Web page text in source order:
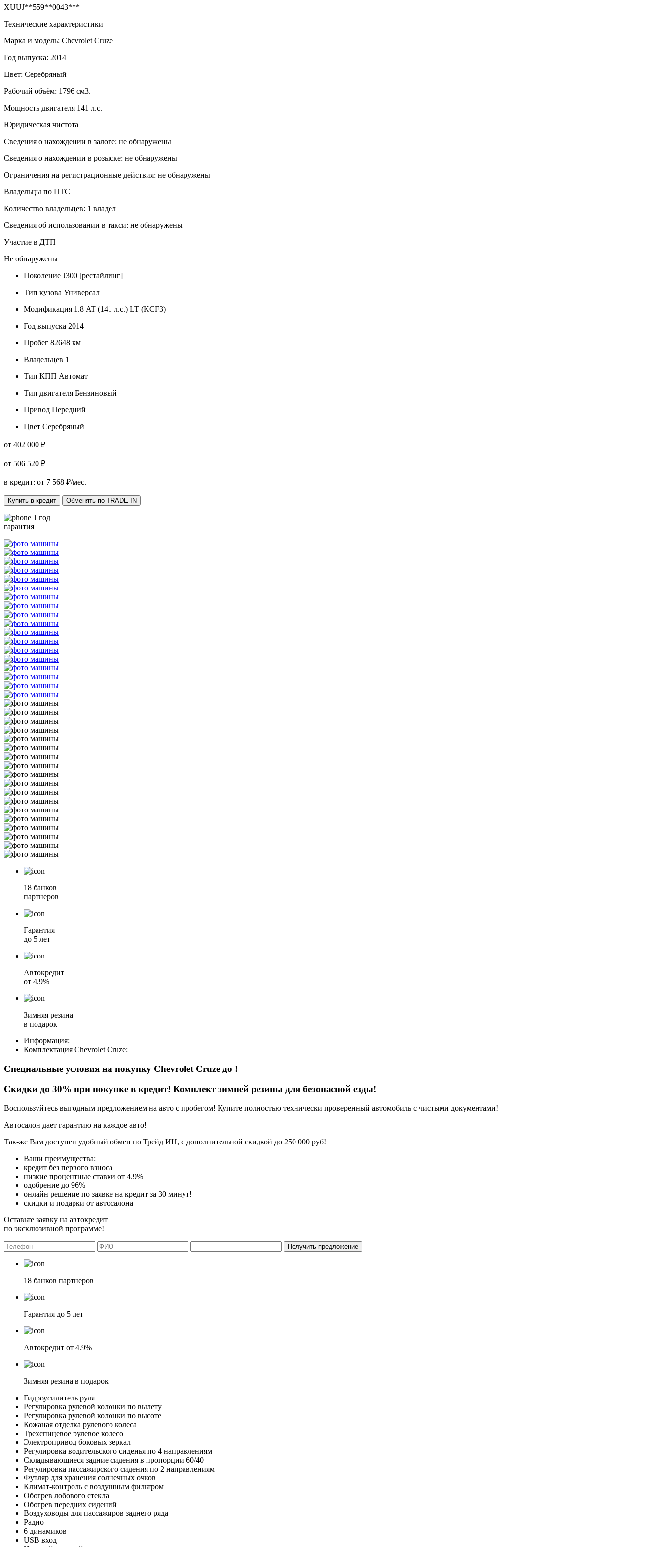
XUUJ**559**0043***
Технические характеристики
Марка и модель: Chevrolet Cruze
Год выпуска: 2014
Цвет: Серебряный
Рабочий объём: 1796 см3.
Мощность двигателя 141 л.с.
Юридическая чистота
Сведения о нахождении в залоге: не обнаружены
Сведения о нахождении в розыске: не обнаружены
Ограничения на регистрационные действия: не обнаружены
Владельцы по ПТС
Количество владельцев: 1 владел
Сведения об использовании в такси: не обнаружены
Участие в ДТП
Не обнаружены
Поколение J300 [рестайлинг]
Тип кузова Универсал
Модификация 1.8 AT (141 л.с.) LT (KCF3)
Год выпуска 2014
Пробег 82648 км
Владельцев 1
Тип КПП Автомат
Тип двигателя Бензиновый
Привод Передний
Цвет Серебряный
от 402 000 ₽
от 506 520 ₽
в кредит: от 7 568 ₽/мес.
Купить в кредит Обменять по TRADE-IN
1 год
гарантия
18 банков
партнеров
Гарантия
до 5 лет
Автокредит
от 4.9%
Зимняя резина
в подарок
Информация:
Комплектация Chevrolet Cruze:
Специальные условия на покупку Chevrolet Cruze до !
Скидки до 30% при покупке в кредит! Комплект зимней резины для безопасной езды!
Воспользуйтесь выгодным предложением на авто с пробегом! Купите полностью технически проверенный автомобиль с чистыми документами!
Автосалон дает гарантию на каждое авто!
Так-же Вам доступен удобный обмен по Трейд ИН, с дополнительной скидкой до 250 000 руб!
Ваши преимущества:
кредит без первого взноса
низкие процентные ставки от 4.9%
одобрение до 96%
онлайн решение по заявке на кредит за 30 минут!
скидки и подарки от автосалона
Оставьте заявку на автокредит
по эксклюзивной программе!
Получить предложение
18 банков партнеров
Гарантия до 5 лет
Автокредит от 4.9%
Зимняя резина в подарок
Гидроусилитель руля
Регулировка рулевой колонки по вылету
Регулировка рулевой колонки по высоте
Кожаная отделка рулевого колеса
Трехспицевое рулевое колесо
Электропривод боковых зеркал
Регулировка водительского сиденья по 4 направлениям
Складывающиеся задние сидения в пропорции 60/40
Регулировка пассажирского сидения по 2 направлениям
Футляр для хранения солнечных очков
Климат-контроль с воздушным фильтром
Обогрев лобового стекла
Обогрев передних сидений
Воздуховоды для пассажиров заднего ряда
Радио
6 динамиков
USB вход